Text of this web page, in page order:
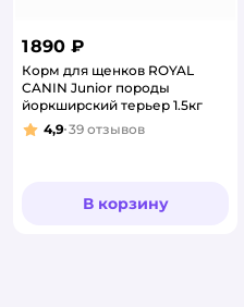
1 890 ₽
Корм для щенков ROYAL
CANIN Junior породы
йоркширский терьер 1.5кг
Рейтинг:
4,9 39 отзывов
В корзину